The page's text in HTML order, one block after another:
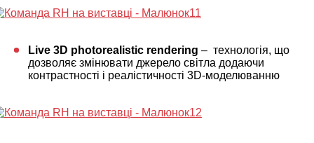
Live 3D photorealistic rendering – технологія, що
дозволяє змінювати джерело світла додаючи
контрастності і реалістичності 3D-моделюванню